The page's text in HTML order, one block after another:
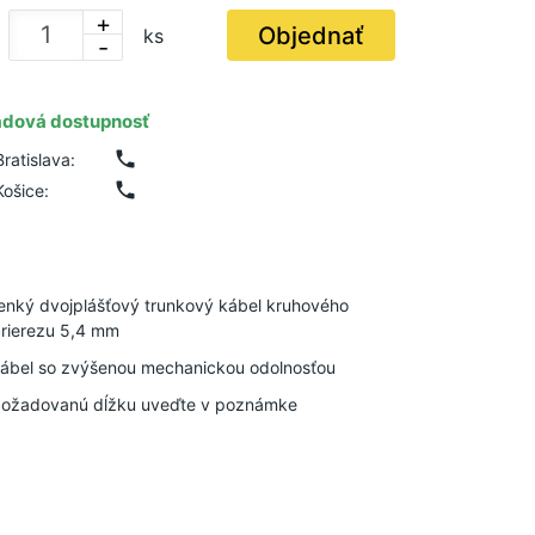
+
-
ks Objednať
dostupnosť
phone
phone
dvojplášťový trunkový kábel kruhového
5,4 mm
so zvýšenou mechanickou odolnosťou
dĺžku uveďte v poznámke